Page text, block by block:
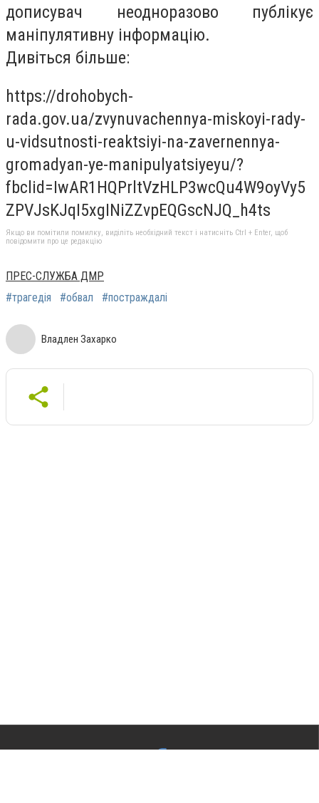
дописувач неодноразово публікує
маніпулятивну інформацію.
Дивіться більше:
https://drohobych-
rada.gov.ua/zvynuvachennya-miskoyi-rady-
u-vidsutnosti-reaktsiyi-na-zavernennya-
gromadyan-ye-manipulyatsiyeyu/?
fbclid=IwAR1HQPrltVzHLP3wcQu4W9oyVy5
ZPVJsKJqI5xgINiZZvpEQGscNJQ_h4ts
Якщо ви помітили помилку, виділіть необхідний текст і натисніть Ctrl + Enter, щоб
повідомити про це редакцію
ПРЕС-СЛУЖБА ДМР
#трагедія
#обвал #постраждалі
Владлен Захарко